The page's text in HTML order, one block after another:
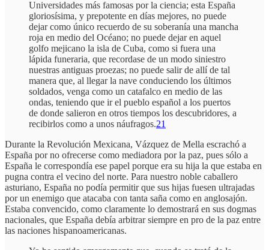
Universidades más famosas por la ciencia; esta España
gloriosísima, y prepotente en días mejores, no puede
dejar como único recuerdo de su soberanía una mancha
roja en medio del Océano; no puede dejar en aquel
golfo mejicano la isla de Cuba, como si fuera una
lápida funeraria, que recordase de un modo siniestro
nuestras antiguas proezas; no puede salir de allí de tal
manera que, al llegar la nave conduciendo los últimos
soldados, venga como un catafalco en medio de las
ondas, teniendo que ir el pueblo español a los puertos
de donde salieron en otros tiempos los descubridores, a
recibirlos como a unos náufragos.21
Durante la Revolución Mexicana, Vázquez de Mella escrachó a
España por no ofrecerse como mediadora por la paz, pues sólo a
España le correspondía ese papel porque era su hija la que estaba en
pugna contra el vecino del norte. Para nuestro noble caballero
asturiano, España no podía permitir que sus hijas fuesen ultrajadas
por un enemigo que atacaba con tanta saña como en anglosajón.
Estaba convencido, como claramente lo demostrará en sus dogmas
nacionales, que España debía arbitrar siempre en pro de la paz entre
las naciones hispanoamericanas.